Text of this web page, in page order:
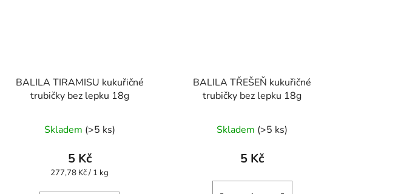
BALILA TIRAMISU kukuřičné
trubičky bez lepku 18g
hodnocení
produktu
je
Skladem (>5 ks)
5 Kč
Měrná
277,78 Kč / 1 kg
BALILA TŘEŠEŇ kukuřičné
trubičky bez lepku 18g
hodnocení
produktu
5,0
Skladem (>5 ks)
5 Kč